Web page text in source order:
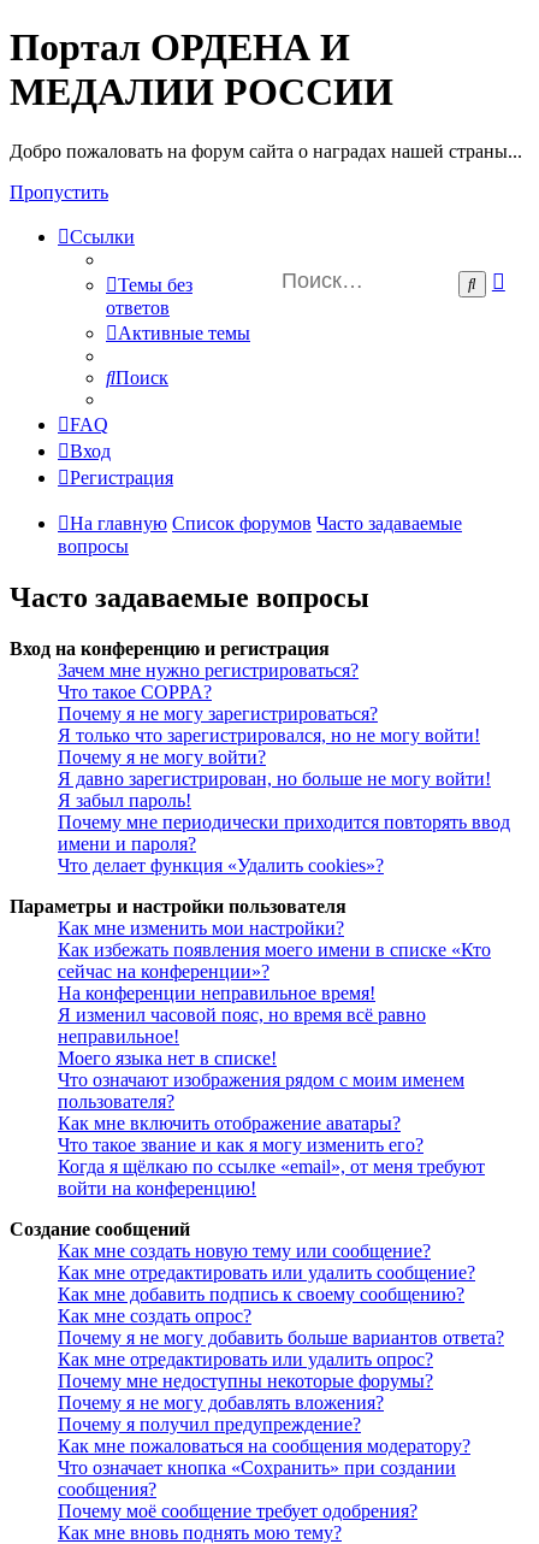
Портал ОРДЕНА И
МЕДАЛИИ РОССИИ
Добро пожаловать на форум сайта о наградах нашей страны...
Пропустить
Поиск
Ссылки
Темы без
ответов
Активные темы
Поиск
FAQ
Вход
Регистрация
На главную Список форумов Часто задаваемые
вопросы
Часто задаваемые вопросы
Вход на конференцию и регистрация
Зачем мне нужно регистрироваться?
Что такое COPPA?
Почему я не могу зарегистрироваться?
Я только что зарегистрировался, но не могу войти!
Почему я не могу войти?
Я давно зарегистрирован, но больше не могу войти!
Я забыл пароль!
Почему мне периодически приходится повторять ввод
имени и пароля?
Что делает функция «Удалить cookies»?
Параметры и настройки пользователя
Как мне изменить мои настройки?
Как избежать появления моего имени в списке «Кто
сейчас на конференции»?
На конференции неправильное время!
Я изменил часовой пояс, но время всё равно
неправильное!
Моего языка нет в списке!
Что означают изображения рядом с моим именем
пользователя?
Как мне включить отображение аватары?
Что такое звание и как я могу изменить его?
Когда я щёлкаю по ссылке «email», от меня требуют
войти на конференцию!
Создание сообщений
Как мне создать новую тему или сообщение?
Как мне отредактировать или удалить сообщение?
Как мне добавить подпись к своему сообщению?
Как мне создать опрос?
Почему я не могу добавить больше вариантов ответа?
Как мне отредактировать или удалить опрос?
Почему мне недоступны некоторые форумы?
Почему я не могу добавлять вложения?
Почему я получил предупреждение?
Как мне пожаловаться на сообщения модератору?
Что означает кнопка «Сохранить» при создании
сообщения?
Почему моё сообщение требует одобрения?
Как мне вновь поднять мою тему?